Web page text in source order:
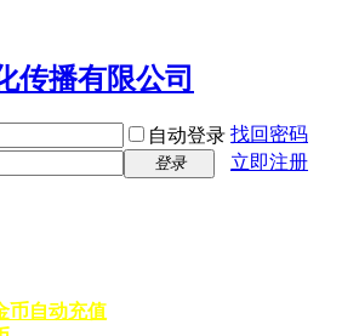
自动登录 找回密码
登录
立即注册
币自动充值